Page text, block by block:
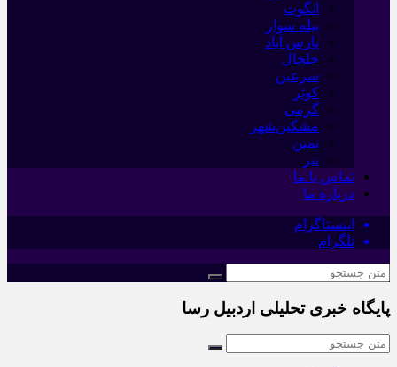
انگوت
بیله سوار
پارس آباد
خلخال
سرعین
کوثر
گرمی
مشکین‌شهر
نمین
نیر
تماس با ما
درباره ما
اینستاگرام
تلگرام
پایگاه خبری تحلیلی اردبیل رسا